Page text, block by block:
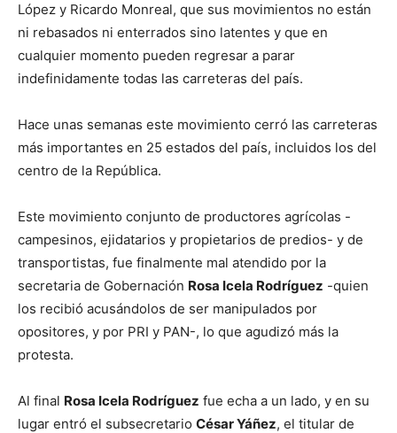
López y Ricardo Monreal, que sus movimientos no están
ni rebasados ni enterrados sino latentes y que en
cualquier momento pueden regresar a parar
indefinidamente todas las carreteras del país.
Hace unas semanas este movimiento cerró las carreteras
más importantes en 25 estados del país, incluidos los del
centro de la República.
Este movimiento conjunto de productores agrícolas -
campesinos, ejidatarios y propietarios de predios- y de
transportistas, fue finalmente mal atendido por la
secretaria de Gobernación Rosa Icela Rodríguez -quien
los recibió acusándolos de ser manipulados por
opositores, y por PRI y PAN-, lo que agudizó más la
protesta.
Al final Rosa Icela Rodríguez fue echa a un lado, y en su
lugar entró el subsecretario César Yáñez, el titular de